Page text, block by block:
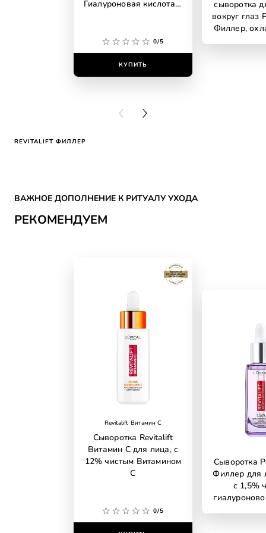
Гиалуроновая кислота +
0/5
КУПИТЬ
сыворотка
вокруг глаз
Филлер,
PREVIOUS CARD
NEXT CARD
REVITALIFT ФИЛЛЕР
РЕКОМЕНДУЕМ
ВАЖНОЕ ДОПОЛНЕНИЕ К РИТУАЛУ УХОДА
Revitalift Витамин C
Сыворотка Revitalift
Витамин С для лица, с
12% чистым Витамином
С
0/5
Сыворотка
Филлер для
с 1,5%